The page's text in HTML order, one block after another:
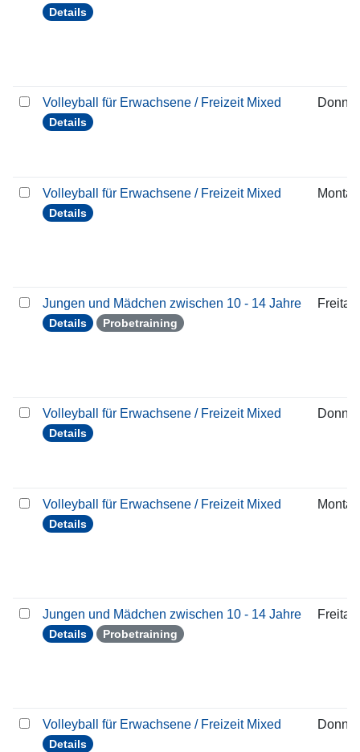
Details
Volleyball für Erwachsene / Freizeit Mixed
Details
Volleyball für Erwachsene / Freizeit Mixed
Details
Montag
Jungen und Mädchen zwischen 10 - 14 Jahre
Details Probetraining
Freitag
Volleyball für Erwachsene / Freizeit Mixed
Details
Volleyball für Erwachsene / Freizeit Mixed
Details
Montag
Jungen und Mädchen zwischen 10 - 14 Jahre
Details Probetraining
Freitag
Volleyball für Erwachsene / Freizeit Mixed
Details